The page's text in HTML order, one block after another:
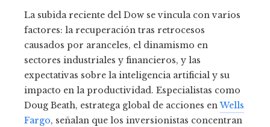
La subida reciente del Dow se vincula con varios
factores: la recuperación tras retrocesos
causados por aranceles, el dinamismo en
sectores industriales y financieros, y las
expectativas sobre la inteligencia artificial y su
impacto en la productividad. Especialistas como
Doug Beath, estratega global de acciones enWells
Fargo, señalan que los inversionistas concentran